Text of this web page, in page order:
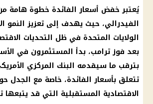
يُعتبر خفض أسعار الفائدة خطوة هامة
الفيدرالي، حيث يهدف إلى تعزيز النمو
الولايات المتحدة في ظل التحديات
بعد فوزترامب، بدأ المستثمرون في
بترقب ما سيقدمه البنك المركزي
تتعلق بأسعارالفائدة، خاصة مع الجدل
الاقتصادية المستقبلية التي قد يتبعها